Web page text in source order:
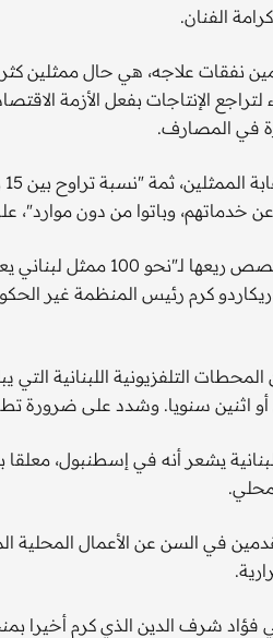
الفنان.
نفقات علاجه، هي حال ممثلين
الإنتاجات بفعل الأزمة
في المصارف.
خدماتهم، وباتوا من دون موارد"،
وأقامت مؤسسة "تكريم"
كرم رئيس المنظمة غير
التلفزيونية اللبنانية التي
اثنين سنويا. وشدد على ضرورة
يشعر أنه في إسطنبول، معلقا
في السن عن الأعمال المحلية
فؤاد شرف الدين الذي كرم أخيرا